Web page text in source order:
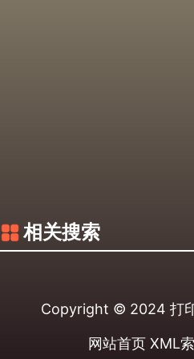
相关搜索
Copyright © 2024 打
网站首页 XML索